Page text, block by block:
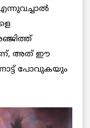
എന്നുവച്ചാൽ
അത് ഈ
പോവുകയും